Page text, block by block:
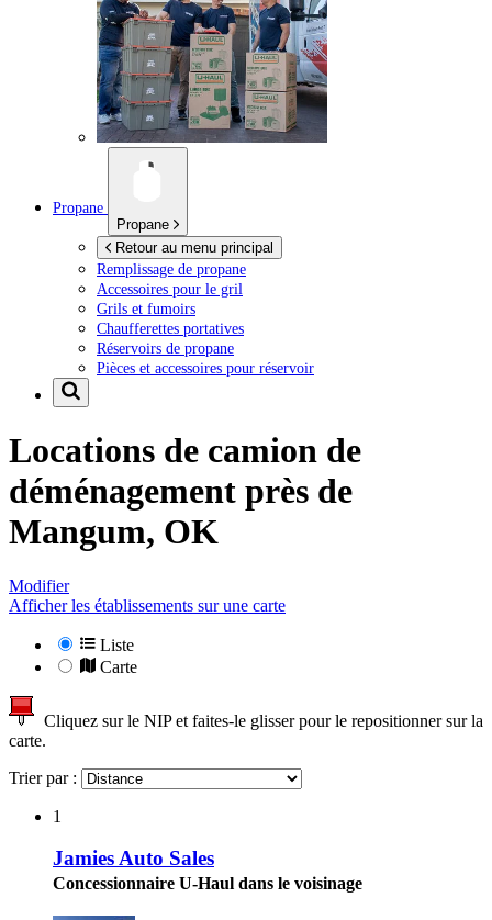
Propane
Propane
Retour au menu principal
Remplissage de propane
Accessoires pour le gril
Grils et fumoirs
Chaufferettes portatives
Réservoirs de propane
Pièces et accessoires pour réservoir
Locations de camion de
déménagement près de
Mangum, OK
Modifier
Afficher les établissements sur une carte
Liste
Carte
Cliquez sur le NIP et faites-le glisser pour le repositionner sur la
carte.
Trier par :
1
Jamies Auto Sales
Concessionnaire U-Haul dans le voisinage